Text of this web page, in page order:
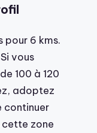
pour 6 kms.
vous
100 à 120
adoptez
continuer
cette zone